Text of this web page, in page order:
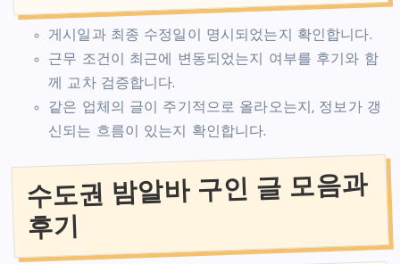
게시일과 최종 수정일이 명시되었는지 확인합니다.
근무 조건이 최근에 변동되었는지 여부를 후기와 함
께 교차 검증합니다.
같은 업체의 글이 주기적으로 올라오는지, 정보가 갱
신되는 흐름이 있는지 확인합니다.
수도권 밤알바 구인 글 모음과
후기